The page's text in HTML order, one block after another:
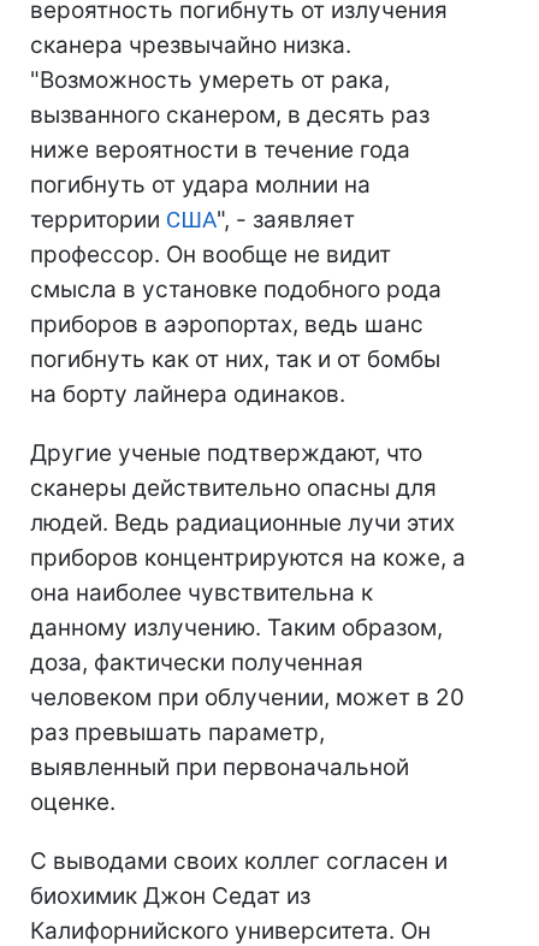
вероятность погибнуть от излучения
сканера чрезвычайно низка.
"Возможность умереть от рака,
вызванного сканером, в десять раз
ниже вероятности в течение года
погибнуть от удара молнии на
территории США", - заявляет
профессор. Он вообще не видит
смысла в установке подобного рода
приборов в аэропортах, ведь шанс
погибнуть как от них, так и от бомбы
на борту лайнера одинаков.
Другие ученые подтверждают, что
сканеры действительно опасны для
людей. Ведь радиационные лучи этих
приборов концентрируются на коже, а
она наиболее чувствительна к
данному излучению. Таким образом,
доза, фактически полученная
человеком при облучении, может в 20
раз превышать параметр,
выявленный при первоначальной
оценке.
С выводами своих коллег согласен и
биохимик Джон Седат из
Калифорнийского университета. Он